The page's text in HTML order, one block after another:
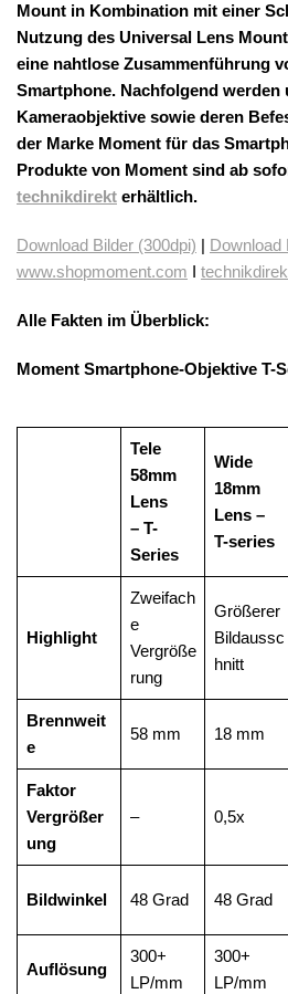
Mount in Kombination mit einer
Nutzung des Universal Lens
eine nahtlose Zusammenführung
Smartphone. Nachfolgend werden
Kameraobjektive sowie deren
der Marke Moment für das
Produkte von Moment sind ab
technikdirekt erhältlich.
Download Bilder (300dpi) | Download
www.shopmoment.com I
Alle Fakten im Überblick:
Moment Smartphone-Objektive T-
Tele
58mm
Lens
– T-
Series
Wide
18mm
Lens –
T-series
Highlight
Zweifach
e
Vergröße
rung
Größerer
Bildaussc
hnitt
Brennweit
e
58 mm 18 mm
Faktor
Vergrößer
ung
– 0,5x
Bildwinkel 48 Grad 48 Grad
Auflösung
300+
LP/mm
300+
LP/mm